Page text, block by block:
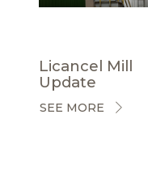
Licancel Mill
Update
SEE MORE